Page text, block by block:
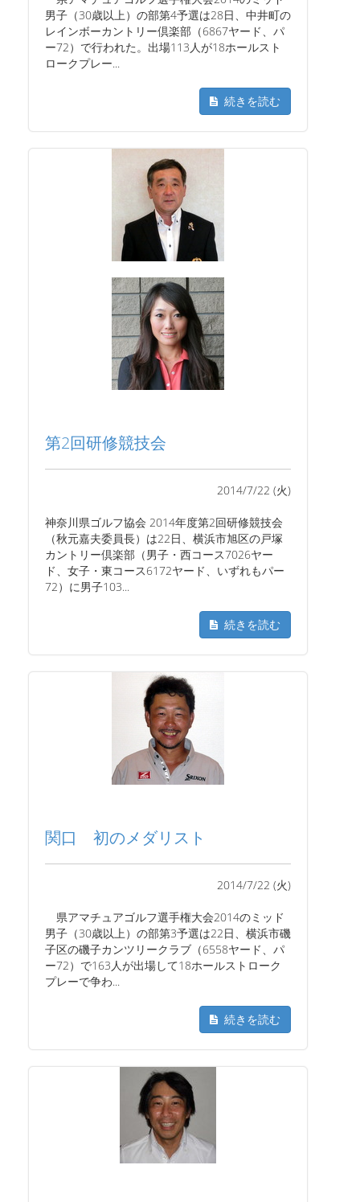
男子（30歳以上）の部第4予選は28日、中井町の
レインボーカントリー倶楽部（6867ヤード、パ
ー72）で行われた。出場113人が18ホールスト
ロークプレー...
続きを読む
第2回研修競技会
2014/7/22 (火)
神奈川県ゴルフ協会 2014年度第2回研修競技会
（秋元嘉夫委員長）は22日、横浜市旭区の戸塚
カントリー倶楽部（男子・西コース7026ヤー
ド、女子・東コース6172ヤード、いずれもパー
72）に男子103...
続きを読む
関口 初のメダリスト
2014/7/22 (火)
県アマチュアゴルフ選手権大会2014のミッド
男子（30歳以上）の部第3予選は22日、横浜市磯
子区の磯子カンツリークラブ（6558ヤード、パ
ー72）で163人が出場して18ホールストローク
プレーで争わ...
続きを読む